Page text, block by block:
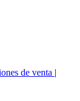
de venta |